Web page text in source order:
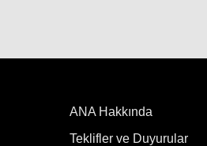
ANA Hakkında
Teklifler ve Duyurular